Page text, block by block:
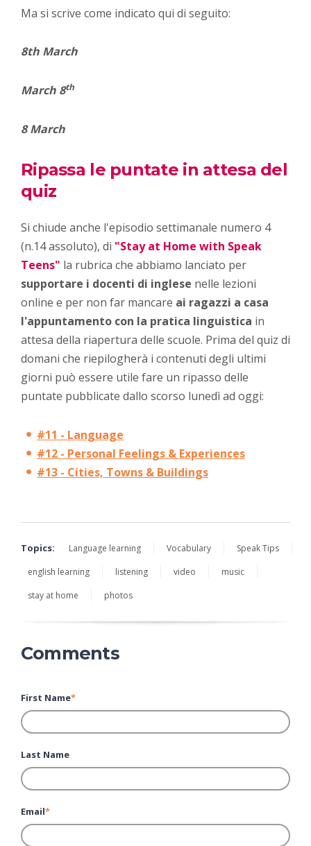
Ma si scrive come indicato qui di seguito:
8th March
March 8th
8 March
Ripassa le puntate in attesa del
quiz
Si chiude anche l'episodio settimanale numero 4
(n.14 assoluto), di "Stay at Home with Speak
Teens" la rubrica che abbiamo lanciato per
supportare i docenti di inglese nelle lezioni
online e per non far mancare ai ragazzi a casa
l'appuntamento con la pratica linguistica in
attesa della riapertura delle scuole. Prima del quiz di
domani che riepilogherà i contenuti degli ultimi
giorni può essere utile fare un ripasso delle
puntate pubblicate dallo scorso lunedì ad oggi:
#11 - Language
#12 - Personal Feelings & Experiences
#13 - Cities, Towns & Buildings
Topics: Language learning Vocabulary
Speak Tips
english learning
listening video
music
stay at home
photos
Comments
First Name*
Last Name
Email*